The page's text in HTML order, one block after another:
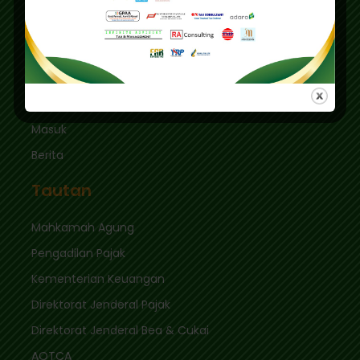
Kec. Keb. Baru Jl. Fatmawati Raya
Jakarta Selatan 12410
sekretariat@ikpi.or.id
Masuk
Berita
Tautan
Mahkamah Agung
Pengadilan Pajak
Kementerian Keuangan
Direktorat Jenderal Pajak
Direktorat Jenderal Bea & Cukai
AOTCA